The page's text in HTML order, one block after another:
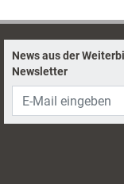
News aus der
Newsletter